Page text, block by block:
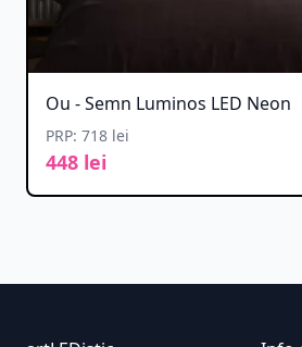
Ou - Semn Luminos LED Neon
PRP: 718 lei
448 lei